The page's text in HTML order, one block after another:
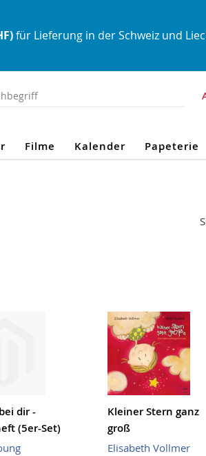
für Lieferung in der Schweiz und
Filme Kalender Papeterie
dir -
(5er-Set)
Kleiner Stern ganz
groß
Elisabeth Vollmer